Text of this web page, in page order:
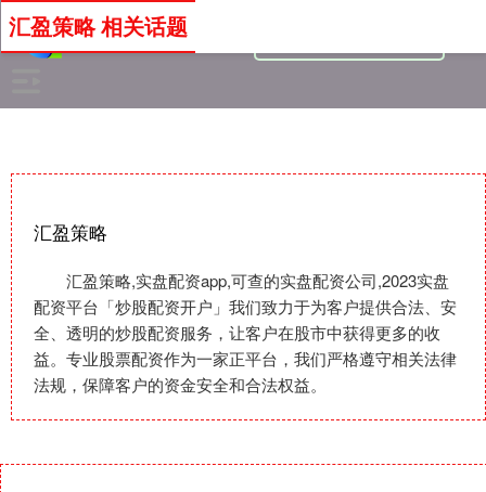
汇盈策略
汇盈策略,实盘配资app,可查的实盘配资公司,2023实盘
配资平台「炒股配资开户」我们致力于为客户提供合法、安
全、透明的炒股配资服务，让客户在股市中获得更多的收
益。专业股票配资作为一家正平台，我们严格遵守相关法律
法规，保障客户的资金安全和合法权益。
汇盈策略 相关话题